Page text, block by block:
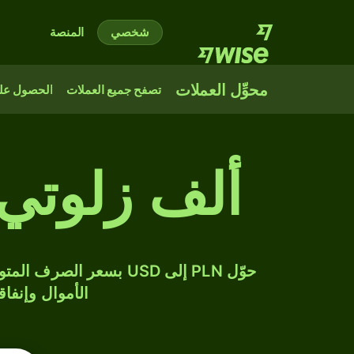
شخصي المنصة
محوِّل العملات تصفح جميع العملات الحصول
ألف
الأموال